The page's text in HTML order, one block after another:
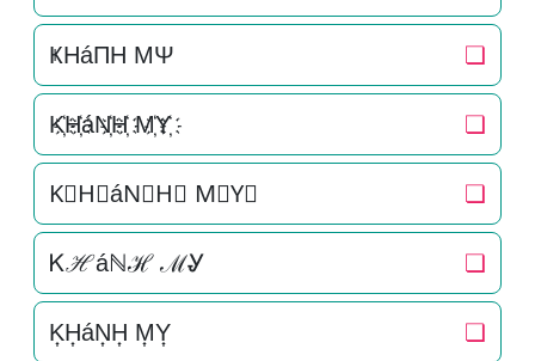
ҜHáΠH MΨ ❏
K҉H҉áN҉H҉ M҉Y҉ ❏
K⃜H⃜áN⃜H⃜ M⃜Y⃜ ❏
Ꮶℋáℕℋ ℳᎽ ❏
K͎H͎áN͎H͎ M͎Y͎ ❏